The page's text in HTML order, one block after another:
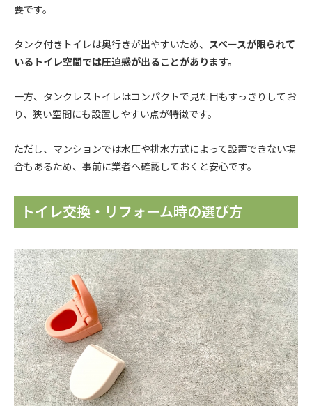
要です。
タンク付きトイレは奥行きが出やすいため、 スペースが限られて
いるトイレ空間では圧迫感が出ることがあります。
一方、タンクレストイレはコンパクトで見た目もすっきりしてお
り、狭い空間にも設置しやすい点が特徴です。
ただし、マンションでは水圧や排水方式によって設置できない場
合もあるため、事前に業者へ確認しておくと安心です。
トイレ交換・リフォーム時の選び方